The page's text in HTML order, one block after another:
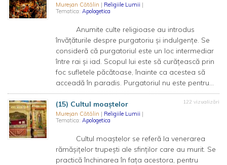
Mureșan Cătălin | Religiile Lumii |
Tematica: Apologetica
Anumite culte religioase au introdus
învățăturile despre purgatoriu și indulgențe. Se
consideră că purgatoriul este un loc intermediar
între rai și iad. Scopul lui este să curățească prin
foc sufletele păcătoase, înainte ca acestea să
acceadă în paradis. Purgatoriul nu este pentru...
(15) Cultul moaștelor
Mureșan Cătălin | Religiile Lumii |
Tematica: Apologetica
122 vizualizări
Cultul moaștelor se referă la venerarea
rămășițelor trupești ale sfinților care au murit. Se
practică închinarea în fața acestora, pentru